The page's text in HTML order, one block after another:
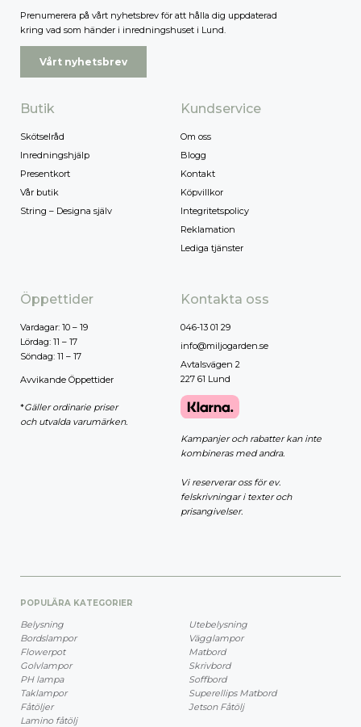
Prenumerera på vårt nyhetsbrev för att hålla dig uppdaterad
kring vad som händer i inredningshuset i Lund.
Vårt nyhetsbrev
Butik
Skötselråd
Inredningshjälp
Presentkort
Vår butik
String – Designa själv
Kundservice
Om oss
Blogg
Kontakt
Köpvillkor
Integritetspolicy
Reklamation
Lediga tjänster
Öppettider
Vardagar: 10 – 19
Lördag: 11 – 17
Söndag: 11 – 17
Avvikande Öppettider
*Gäller ordinarie priser
och utvalda varumärken.
Kontakta oss
046-13 01 29
info@miljogarden.se
Avtalsvägen 2
227 61 Lund
Kampanjer och rabatter kan inte
kombineras med andra.
Vi reserverar oss för ev.
felskrivningar i texter och
prisangivelser.
POPULÄRA KATEGORIER
Belysning
Bordslampor
Flowerpot
Golvlampor
PH lampa
Taklampor
Fåtöljer
Lamino fåtölj
Utebelysning
Vägglampor
Matbord
Skrivbord
Soffbord
Superellips Matbord
Jetson Fåtölj